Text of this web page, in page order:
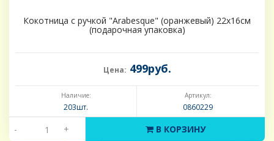
Кокотница с ручкой "Arabesque" (оранжевый) 22х16см
(подарочная упаковка)
Цена: 499руб.
Наличие:
203шт.
Артикул:
0860229
- + В КОРЗИНУ